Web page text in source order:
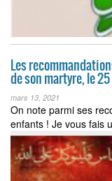
Les
de son martyre, le
mars 13, 2021
On note parmi ses
enfants ! Je vous fais